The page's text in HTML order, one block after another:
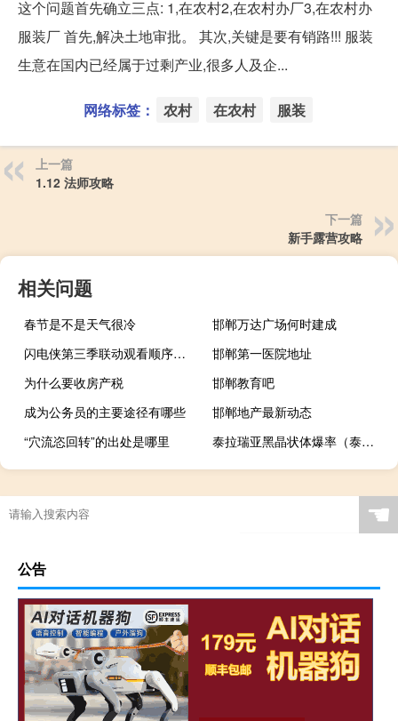
这个问题首先确立三点: 1,在农村2,在农村办厂3,在农村办
服装厂 首先,解决土地审批。 其次,关键是要有销路!!! 服装
生意在国内已经属于过剩产业,很多人及企...
网络标签： 农村 在农村 服装
上一篇
1.12 法师攻略
下一篇
新手露营攻略
相关问题
春节是不是天气很冷
邯郸万达广场何时建成
闪电侠第三季联动观看顺序（闪电侠第三季天天美剧在线观看）
邯郸第一医院地址
为什么要收房产税
邯郸教育吧
成为公务员的主要途径有哪些
邯郸地产最新动态
“穴流恣回转”的出处是哪里
泰拉瑞亚黑晶状体爆率（泰拉瑞亚黑晶状体）
☚
公告